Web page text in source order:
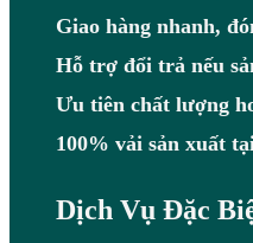
Giao hàng nhanh,
Hỗ trợ đổi trả nếu
Ưu tiên chất lượng
100% vải sản xuất
Dịch Vụ Đặc